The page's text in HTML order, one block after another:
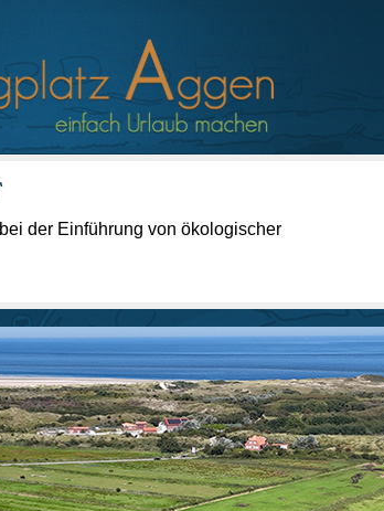
der Einführung von ökologischer